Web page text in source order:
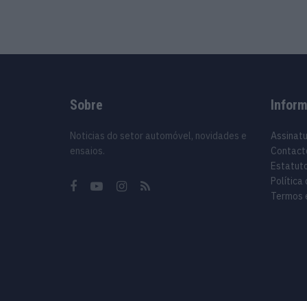
Sobre
Noticias do setor automóvel, novidades e
ensaios.
Política
Termos